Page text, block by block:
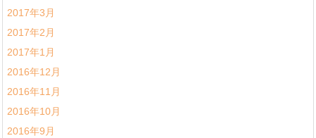
2017年3月
2017年2月
2017年1月
2016年12月
2016年11月
2016年10月
2016年9月